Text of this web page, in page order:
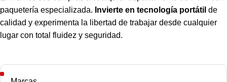
paquetería especializada. Invierte en tecnología portátil de
calidad y experimenta la libertad de trabajar desde cualquier
lugar con total fluidez y seguridad.